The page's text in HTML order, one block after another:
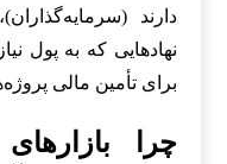
دارند
نهادهایی که به پول
برای تأمین مالی
چرا